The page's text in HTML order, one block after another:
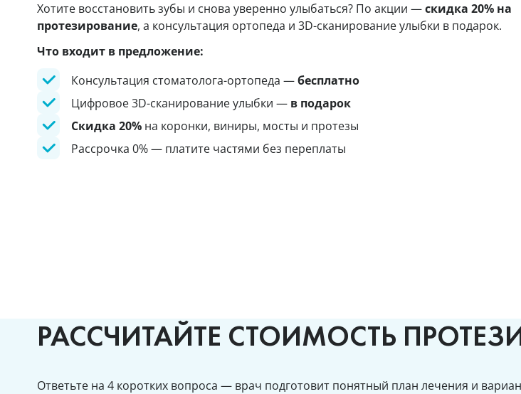
Хотите восстановить зубы и снова уверенно улыбаться? По акции —скидка 20% на
протезирование, а консультация ортопеда и 3D-сканирование улыбки в подарок.
Что входит в предложение:
Консультация стоматолога-ортопеда —бесплатно
Цифровое 3D-сканирование улыбки — в подарок
Скидка 20% на коронки, виниры, мосты и протезы
Рассрочка 0% — платите частями без переплаты
РАССЧИТАЙТЕ СТОИМОСТЬ
Ответьте на 4 коротких вопроса — врач подготовит понятный план лечения и